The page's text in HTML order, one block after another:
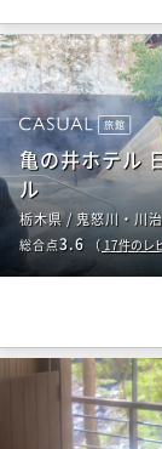
旅館
亀の井ホテル
ル
栃木県 / 鬼怒川・川
総合点3.6 （ 17件のレ